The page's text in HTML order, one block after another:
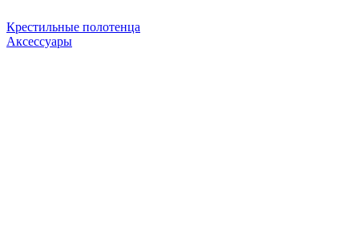
Крестильные полотенца
Аксессуары